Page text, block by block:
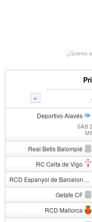
¿Quieres
«
Deportivo Alavés
SÁB
Real Betis Balompié
RC Celta de Vigo
RCD Espanyol de Barcelona
Getafe CF
RCD Mallorca